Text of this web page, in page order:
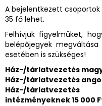
A bejelentkezett
35 fő lehet.
Felhívjuk figyelmüket,
belépőjegyek
esetében is szükséges!
Ház-/tárlatvezetés
Ház-/tárlatvezetés
Ház-/
intézményeknek 15 000